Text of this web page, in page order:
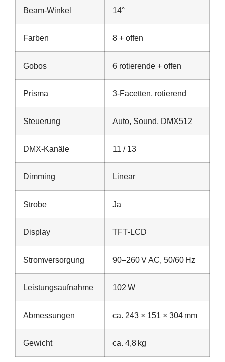
Beam‑Winkel 14°
Farben 8 + offen
Gobos 6 rotierende + offen
Prisma 3‑Facetten, rotierend
Steuerung Auto, Sound, DMX512
DMX‑Kanäle 11 / 13
Dimming Linear
Strobe Ja
Display TFT‑LCD
Stromversorgung 90–260 V AC, 50/60 Hz
Leistungsaufnahme 102 W
Abmessungen ca. 243 × 151 × 304 mm
Gewicht ca. 4,8 kg